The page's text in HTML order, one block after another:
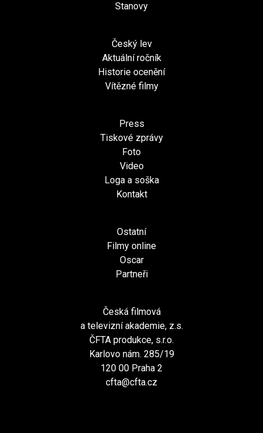
Stanovy
Český lev
Aktuální ročník
Historie ocenění
Vítězné filmy
Press
Tiskové zprávy
Foto
Video
Loga a soška
Kontakt
Ostatní
Filmy online
Oscar
Partneři
Česká filmová
a televizní akademie, z.s.
ČFTA produkce, s.r.o.
Karlovo nám. 285/19
120 00 Praha 2
cfta@cfta.cz